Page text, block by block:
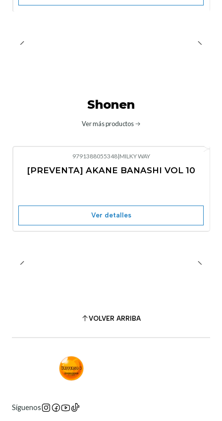
Shonen
Ver más productos
No disponible
9791388055348|MILKY WAY
[PREVENTA] AKANE BANASHI VOL 10
Ver detalles
VOLVER ARRIBA
Síguenos